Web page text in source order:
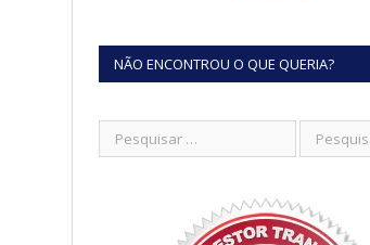
NÃO ENCONTROU O QUE QUERIA?